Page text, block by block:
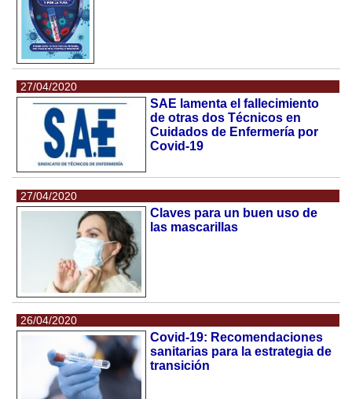
27/04/2020
SAE lamenta el fallecimiento
de otras dos Técnicos en
Cuidados de Enfermería por
Covid-19
27/04/2020
Claves para un buen uso de
las mascarillas
26/04/2020
Covid-19: Recomendaciones
sanitarias para la estrategia de
transición